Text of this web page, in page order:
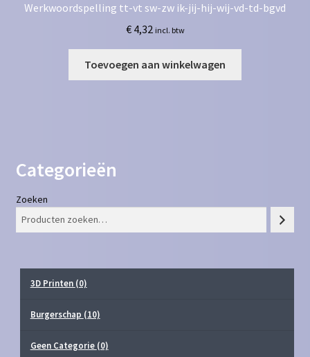
Werkwoordspelling tt-vt sw-zw ik-jij-hij-wij-vd-td-bgvd
€4,32 incl. btw
Toevoegen aan winkelwagen
Categorieën
Zoeken
3D Printen (0)
Burgerschap (10)
Geen Categorie (0)